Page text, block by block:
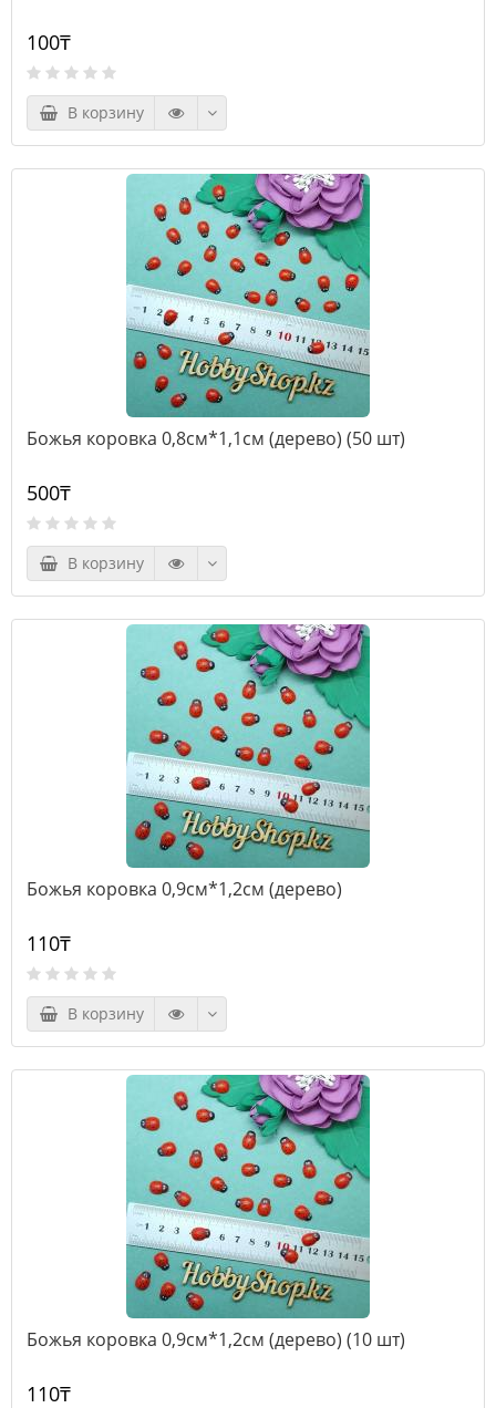
100₸
В корзину
Божья коровка 0,8см*1,1см (дерево) (50 шт)
500₸
В корзину
Божья коровка 0,9см*1,2см (дерево)
110₸
В корзину
Божья коровка 0,9см*1,2см (дерево) (10 шт)
110₸